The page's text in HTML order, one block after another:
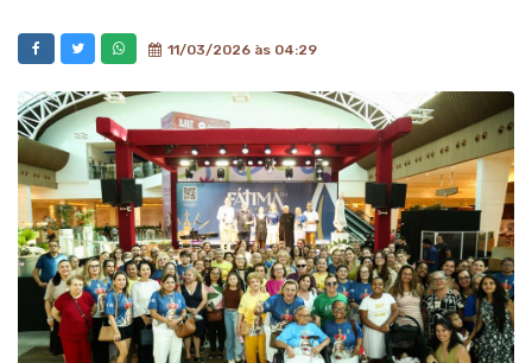
11/03/2026 às 04:29